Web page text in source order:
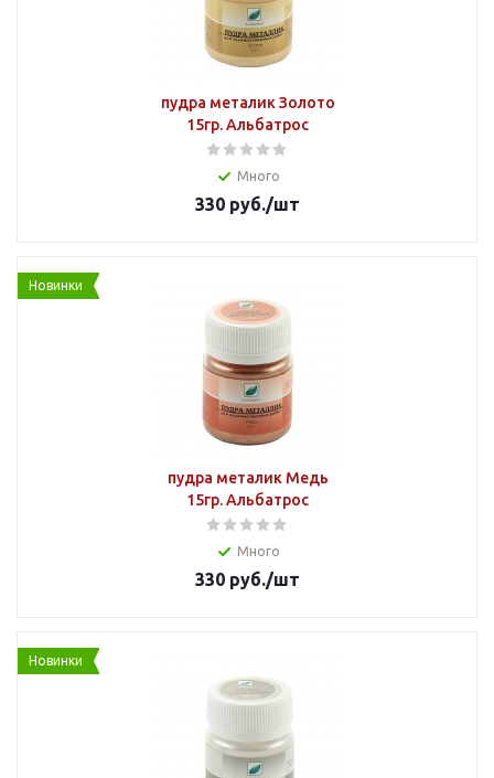
пудра металик Золото
15гр. Альбатрос
Много
330 руб./шт
Новинки
пудра металик Медь
15гр. Альбатрос
Много
330 руб./шт
Новинки